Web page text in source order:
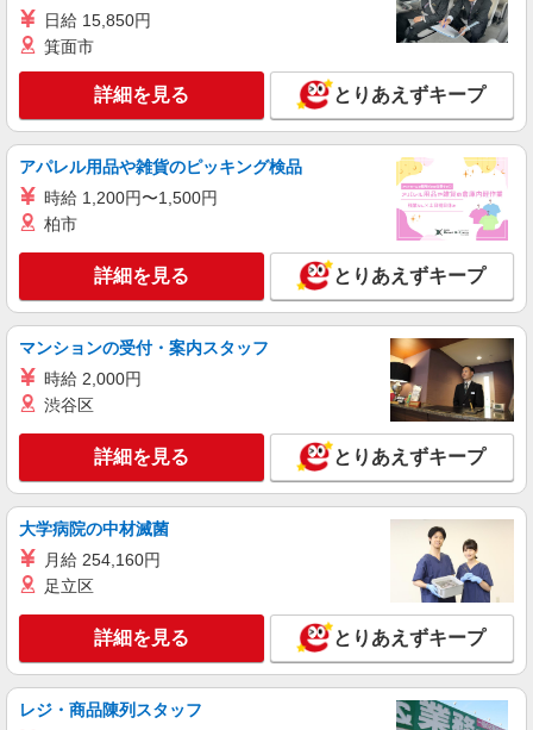
日給 15,850円
箕面市
詳細を見る とりあえずキープ
アパレル用品や雑貨のピッキング検品
時給 1,200円〜1,500円
柏市
詳細を見る とりあえずキープ
マンションの受付・案内スタッフ
時給 2,000円
渋谷区
詳細を見る とりあえずキープ
大学病院の中材滅菌
月給 254,160円
足立区
詳細を見る とりあえずキープ
レジ・商品陳列スタッフ